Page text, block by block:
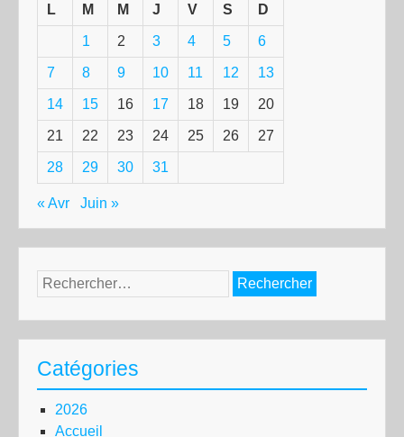
L
M M J V S D
1 2 3 4 5 6
7 8 9 10 11 12 13
14 15 16 17 18 19 20
21 22 23 24 25 26 27
28 29 30 31
« Avr Juin »
Rechercher :
Catégories
2026
Accueil